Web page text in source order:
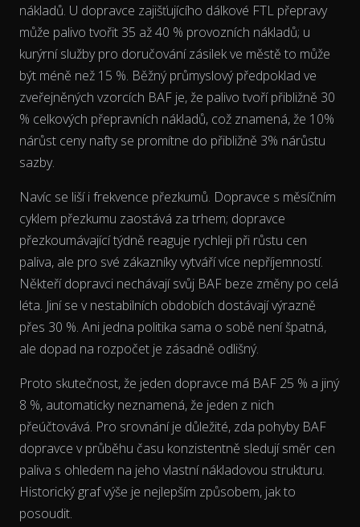
The chart has 2 Y axes displaying % and EUR/L.
nákladů. U dopravce zajišťujícího dálkové FTL přepravy
může palivo tvořit 35 až 40 % provozních nákladů; u
kurýrní služby pro doručování zásilek ve městě to může
být méně než 15 %. Běžný průmyslový předpoklad ve
zveřejněných vzorcích BAF je, že palivo tvoří přibližně 30
% celkových přepravních nákladů, což znamená, že 10%
nárůst ceny nafty se promítne do přibližně 3% nárůstu
sazby.
Navíc se liší i frekvence přezkumů. Dopravce s měsíčním
cyklem přezkumu zaostává za trhem; dopravce
přezkoumávající týdně reaguje rychleji při růstu cen
paliva, ale pro své zákazníky vytváří více nepříjemností.
Někteří dopravci nechávají svůj BAF beze změny po celá
léta. Jiní se v nestabilních obdobích dostávají výrazně
přes 30 %. Ani jedna politika sama o sobě není špatná,
ale dopad na rozpočet je zásadně odlišný.
Proto skutečnost, že jeden dopravce má BAF 25 % a jiný
8 %, automaticky neznamená, že jeden z nich
přeúčtovává. Pro srovnání je důležité, zda pohyby BAF
dopravce v průběhu času konzistentně sledují směr cen
paliva s ohledem na jeho vlastní nákladovou strukturu.
Historický graf výše je nejlepším způsobem, jak to
posoudit.